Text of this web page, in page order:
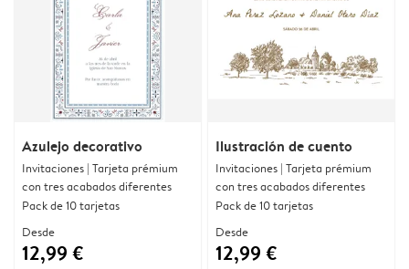
Azulejo decorativo
Invitaciones | Tarjeta prémium
con tres acabados diferentes
Pack de 10 tarjetas
Desde
12,99 €
Ilustración de cuento
Invitaciones | Tarjeta prémium
con tres acabados diferentes
Pack de 10 tarjetas
Desde
12,99 €